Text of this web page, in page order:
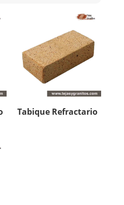
Tabique Refractario